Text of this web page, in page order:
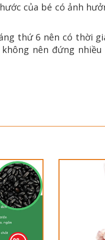
của bé có ảnh
thứ 6 nên có thời
nên đứng